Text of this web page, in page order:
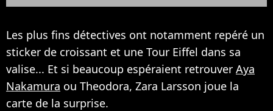
Les plus fins détectives ont notamment repéré un
sticker de croissant et une Tour Eiffel dans sa
valise... Et si beaucoup espéraient retrouver Aya
Nakamura ou Theodora, Zara Larsson joue la
carte de la surprise.